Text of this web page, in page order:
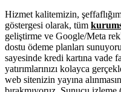
Hizmet kalitemizin,
göstergesi olarak, tüm
geliştirme ve Google/Meta
dostu ödeme planları
sayesinde kredi kartına vade
yatırımlarınızı kolayca
web sitenizin yayına